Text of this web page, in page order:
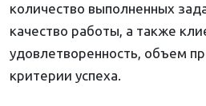
количество выполненных
качество работы, а также
удовлетворенность, объем
критерии успеха.